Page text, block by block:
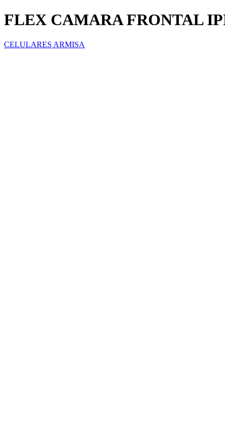
FLEX CAMARA FRONTAL
CELULARES ARMISA